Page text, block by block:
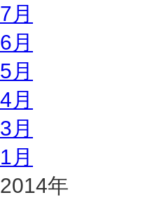
7月
6月
5月
4月
3月
1月
2014年